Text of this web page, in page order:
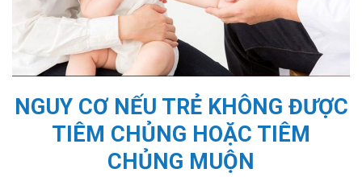
NGUY CƠ NẾU TRẺ KHÔNG ĐƯỢC
TIÊM CHỦNG HOẶC TIÊM
CHỦNG MUỘN